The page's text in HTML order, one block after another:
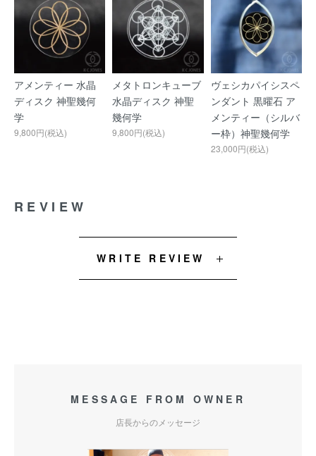
アメンティー 水晶
ディスク 神聖幾何
学
9,800円(税込)
メタトロンキューブ
水晶ディスク 神聖
幾何学
9,800円(税込)
ヴェシカパイシスペ
ンダント 黒曜石 ア
メンティー（シルバ
ー枠）神聖幾何学
23,000円(税込)
REVIEW
WRITE REVIEW
MESSAGE FROM OWNER
店長からのメッセージ